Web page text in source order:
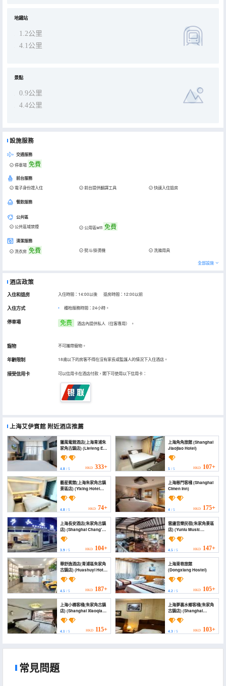
地鐵站
1.2公里
4.1公里
景點
0.9公里
4.4公里
設施服務
交通服務
停車場 免費
前台服務
電子身份證入住 前台提供翻譯工具 快速入住退房
餐飲服務
公共區
公共區域禁煙 公用區wifi 免費
清潔服務
洗衣房 免費 熨斗/掛燙機 洗滌用具
全部設施
酒店政策
入住和退房 入住時間：14:00以後 退房時間：12:00以前
入住方式 櫃枱服務時間：24小時。
停車場 免费 酒店內提供私人（住客專用） 。
寵物 不可攜帶寵物。
年齡限制 18歲以下的房客不得在沒有家長或監護人的情況下入住酒店。
接受信用卡 可以信用卡在酒店付款，閣下可使用以下信用卡：
上海艾伊賓館 附近酒店推薦
獵風電競酒店(上海青浦朱
家角古鎮店) (Liefeng E-
Sports Hotel (Zhujiajiao
Ancient Town Branch,
Qingpu District,
Shanghai))
4.8 / 5 HKD 333+
上海角角旅館 (Shanghai
Jiaojiao Hotel)
5/ 5 HKD 107+
藝星賓館(上海朱家角古鎮
景區店) (Yixing Hotel
(Shanghai Zhujiajiao
Ancient Town Scenic
4.8 / 5 HKD 74+
上海慈門客棧 (Shanghai
Cimen Inn)
4/ 5 HKD 175+
上海長安酒店(朱家角古鎮
店) (Shanghai Chang'an
Hotel (Zhujiajiao
Ancient Town))
3.9 / 5 HKD 104+
雲廬音樂民宿(朱家角景區
店) (Yunlu Music
Homestay (Zhujiajiao
Scenic Area))
4.5/ 5 HKD 147+
華舒逸酒店(青浦區朱家角
古鎮店) (Huashuyi Hotel
(Qingpu Zhujiajiao
Ancient Town Branch))
4.5 / 5 HKD 187+
上海東巷旅館
(Dongxiang Hostel)
4.2/ 5 HKD 105+
上海小橋客棧(朱家角古鎮
店) (Shanghai Xiaoqiao
Chinese Inn (Zhujiajiao
Ancient Town))
4.1 / 5 HKD 115+
上海夢裏水鄉客棧(朱家角
古鎮店) (Shanghai
Menglishuixiang Inn
(Zhujiajiao Ancient
Town Branch))
4.3/ 5 HKD 103+
常見問題